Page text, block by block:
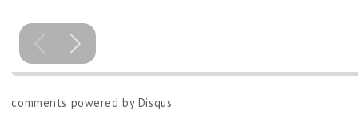
comments powered by Disqus